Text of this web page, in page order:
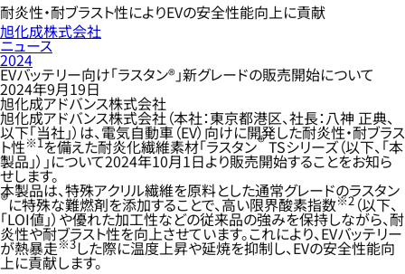
耐炎性・耐ブラスト性によりEVの安全性能向上に貢献
旭化成株式会社
ニュース
2024
EVバッテリー向け「ラスタン®」新グレードの販売開始について
2024年9月19日
旭化成アドバンス株式会社
旭化成アドバンス株式会社（本社：東京都港区、社長：八神 正典、
以下「当社」）は、電気自動車（EV）向けに開発した耐炎性・耐ブラス
ト性※1を備えた耐炎化繊維素材「ラスタン®TSシリーズ（以下、「本
製品」）」について2024年10月1日より販売開始することをお知ら
せします。
本製品は、特殊アクリル繊維を原料とした通常グレードのラスタン
®に特殊な難燃剤を添加することで、高い限界酸素指数※2（以下、
「LOI値」）や優れた加工性などの従来品の強みを保持しながら、耐
炎性や耐ブラスト性を向上させています。これにより、EVバッテリー
が熱暴走※3した際に温度上昇や延焼を抑制し、EVの安全性能向
上に貢献します。